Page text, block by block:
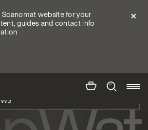
website for your
guides and contact info